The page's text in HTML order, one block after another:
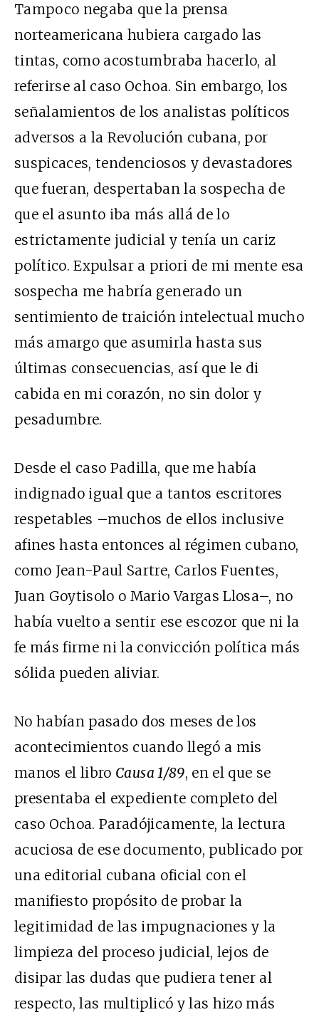
Tampoco negaba que la prensa
norteamericana hubiera cargado las
tintas, como acostumbraba hacerlo, al
referirse al caso Ochoa. Sin embargo, los
señalamientos de los analistas políticos
adversos a la Revolución cubana, por
suspicaces, tendenciosos y devastadores
que fueran, despertaban la sospecha de
que el asunto iba más allá de lo
estrictamente judicial y tenía un cariz
político. Expulsar a priori de mi mente esa
sospecha me habría generado un
sentimiento de traición intelectual mucho
más amargo que asumirla hasta sus
últimas consecuencias, así que le di
cabida en mi corazón, no sin dolor y
pesadumbre.
Desde el caso Padilla, que me había
indignado igual que a tantos escritores
respetables –muchos de ellos inclusive
afines hasta entonces al régimen cubano,
como Jean-Paul Sartre, Carlos Fuentes,
Juan Goytisolo o Mario Vargas Llosa–, no
había vuelto a sentir ese escozor que ni la
fe más firme ni la convicción política más
sólida pueden aliviar.
No habían pasado dos meses de los
acontecimientos cuando llegó a mis
manos el libro Causa 1/89, en el que se
presentaba el expediente completo del
caso Ochoa. Paradójicamente, la lectura
acuciosa de ese documento, publicado por
una editorial cubana oficial con el
manifiesto propósito de probar la
legitimidad de las impugnaciones y la
limpieza del proceso judicial, lejos de
disipar las dudas que pudiera tener al
respecto, las multiplicó y las hizo más